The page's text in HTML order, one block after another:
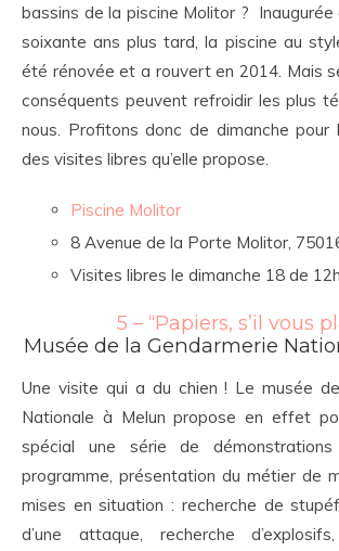
bassins de la piscine Molitor ? Inaugurée
soixante ans plus tard, la piscine au
été rénovée et a rouvert en 2014. Mais
conséquents peuvent refroidir les plus
nous. Profitons donc de dimanche pour
des visites libres qu’elle propose.
Piscine Molitor
8 Avenue de la Porte Molitor,
Visites libres le dimanche 18 de
5 – “Papiers, s’il vous
Musée de la Gendarmerie
Une visite qui a du chien ! Le musée
Nationale à Melun propose en effet
spécial une série de démonstrations
programme, présentation du métier de
mises en situation : recherche de
d’une attaque, recherche